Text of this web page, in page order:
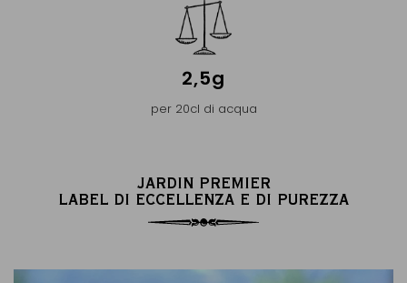
2,5g
per 20cl di acqua
JARDIN PREMIER
LABEL DI ECCELLENZA E DI PUREZZA